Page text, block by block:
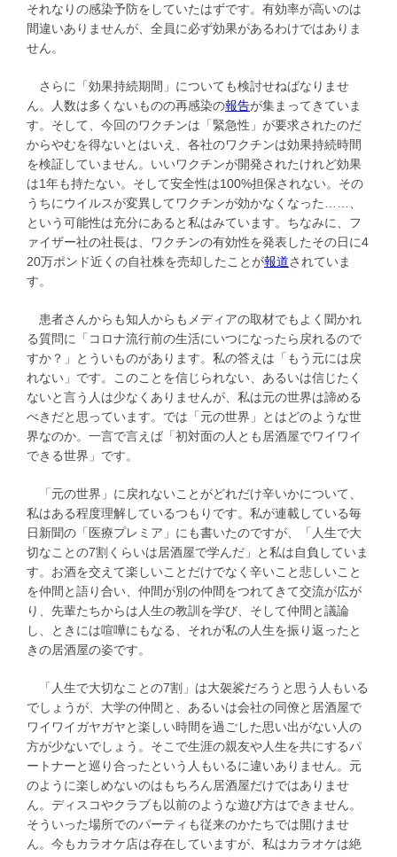
それなりの感染予防をしていたはずです。有効率が高いのは
間違いありませんが、全員に必ず効果があるわけではありま
せん。
さらに「効果持続期間」についても検討せねばなりませ
ん。人数は多くないものの再感染の報告が集まってきていま
す。そして、今回のワクチンは「緊急性」が要求されたのだ
からやむを得ないとはいえ、各社のワクチンは効果持続時間
を検証していません。いいワクチンが開発されたけれど効果
は1年も持たない。そして安全性は100%担保されない。その
うちにウイルスが変異してワクチンが効かなくなった……、
という可能性は充分にあると私はみています。ちなみに、フ
ァイザー社の社長は、ワクチンの有効性を発表したその日に4
20万ポンド近くの自社株を売却したことが報道されていま
す。
患者さんからも知人からもメディアの取材でもよく聞かれ
る質問に「コロナ流行前の生活にいつになったら戻れるので
すか？」とういものがあります。私の答えは「もう元には戻
れない」です。このことを信じられない、あるいは信じたく
ないと言う人は少なくありませんが、私は元の世界は諦める
べきだと思っています。では「元の世界」とはどのような世
界なのか。一言で言えば「初対面の人とも居酒屋でワイワイ
できる世界」です。
「元の世界」に戻れないことがどれだけ辛いかについて、
私はある程度理解しているつもりです。私が連載している毎
日新聞の「医療プレミア」にも書いたのですが、「人生で大
切なことの7割くらいは居酒屋で学んだ」と私は自負していま
す。お酒を交えて楽しいことだけでなく辛いこと悲しいこと
を仲間と語り合い、仲間が別の仲間をつれてきて交流が広が
り、先輩たちからは人生の教訓を学び、そして仲間と議論
し、ときには喧嘩にもなる、それが私の人生を振り返ったと
きの居酒屋の姿です。
「人生で大切なことの7割」は大袈裟だろうと思う人もいる
でしょうが、大学の仲間と、あるいは会社の同僚と居酒屋で
ワイワイガヤガヤと楽しい時間を過ごした思い出がない人の
方が少ないでしょう。そこで生涯の親友や人生を共にするパ
ートナーと巡り合ったという人もいるに違いありません。元
のように楽しめないのはもちろん居酒屋だけではありませ
ん。ディスコやクラブも以前のような遊び方はできません。
そういった場所でのパーティも従来のかたちでは開けませ
ん。今もカラオケ店は存在していますが、私はカラオケは絶